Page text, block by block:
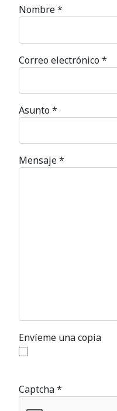
Nombre*
Correo electrónico*
Asunto*
Mensaje*
Envíeme una copia
Captcha*